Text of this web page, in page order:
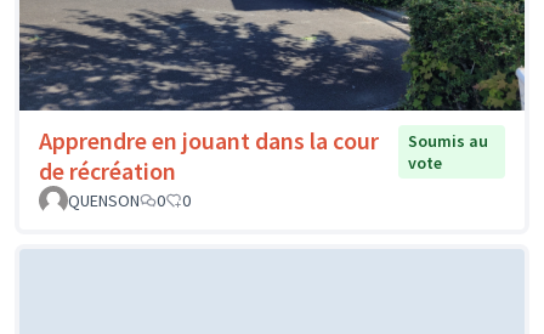
Apprendre en jouant dans la cour
de récréation
Soumis au
vote
QUENSON
0 0